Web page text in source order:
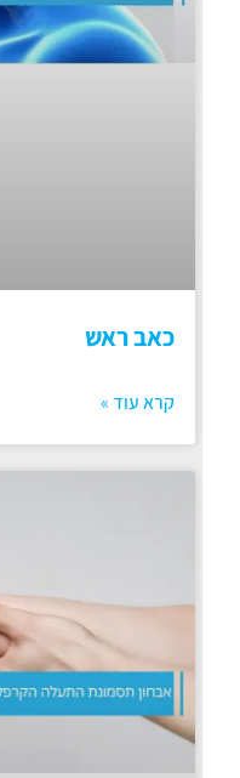
כאב ראש
קרא עוד »